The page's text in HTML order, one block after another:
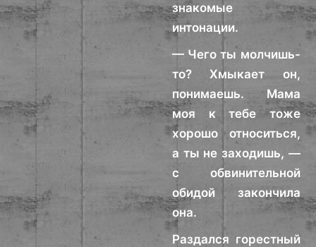
знакомые
интонации.
— Чего ты молчишь-
то? Хмыкает он,
понимаешь. Мама
моя к тебе тоже
хорошо относиться,
а ты не заходишь, —
с обвинительной
обидой закончила
она.
Раздался горестный